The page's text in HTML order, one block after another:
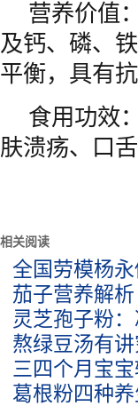
营养价值
及钙、磷、
平衡，具有
食用功效
肤溃疡、口
相关阅读
全国劳模杨
茄子营养解
灵芝孢子粉
熬绿豆汤有
三四个月宝
葛根粉四种